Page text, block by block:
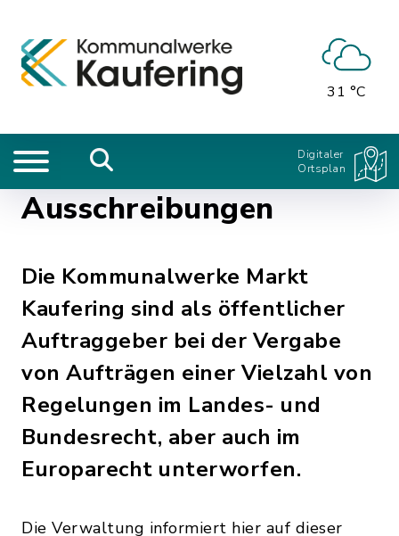
31 °C
Digitaler
Ortsplan
Ausschreibungen
Die Kommunalwerke Markt
Kaufering sind als öffentlicher
Auftraggeber bei der Vergabe
von Aufträgen einer Vielzahl von
Regelungen im Landes- und
Bundesrecht, aber auch im
Europarecht unterworfen.
Die Verwaltung informiert hier auf dieser